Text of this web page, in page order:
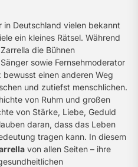
in Deutschland vielen bekannt
ein kleines Rätsel. Während
die Bühnen
sowie Fernsehmoderator
einen anderen Weg
und zutiefst menschlichen.
von Ruhm und großen
von Stärke, Liebe, Geduld
daran, dass das Leben
tragen kann. In diesem
von allen Seiten – ihre